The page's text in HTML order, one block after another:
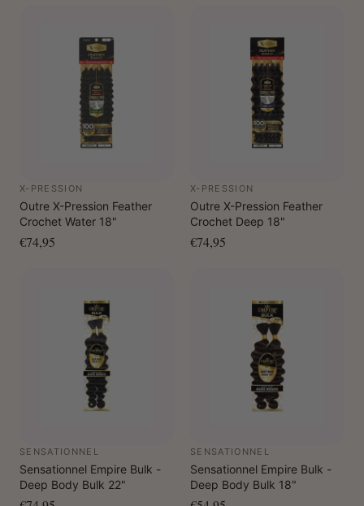
X-PRESSION
Outre X-Pression Feather
Crochet Water 18"
€74,95
X-PRESSION
Outre X-Pression Feather
Crochet Deep 18"
€74,95
SENSATIONNEL
Sensationnel Empire Bulk -
Deep Body Bulk 22"
SENSATIONNEL
Sensationnel Empire Bulk -
Deep Body Bulk 18"